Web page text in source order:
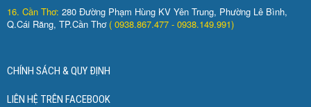
16. Cần Thơ: 280 Đường Phạm Hùng KV Yên Trung, Phường Lê Bình,
Q.Cái Răng, TP.Cần Thơ ( 0938.867.477 - 0938.149.991)
CHÍNH SÁCH & QUY ĐỊNH
LIÊN HỆ TRÊN FACEBOOK